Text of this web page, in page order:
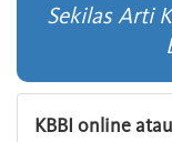
Sekilas Arti
KBBI online